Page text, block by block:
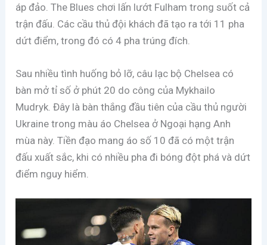
áp đảo. The Blues chơi lấn lướt Fulham trong suốt cả
trận đấu. Các cầu thủ đội khách đã tạo ra tới 11 pha
dứt điểm, trong đó có 4 pha trúng đích.
Sau nhiều tình huống bỏ lỡ, câu lạc bộ Chelsea có
bàn mở tỉ số ở phút 20 do công của Mykhailo
Mudryk. Đây là bàn thắng đầu tiên của cầu thủ người
Ukraine trong màu áo Chelsea ở Ngoại hạng Anh
mùa này. Tiền đạo mang áo số 10 đã có một trận
đấu xuất sắc, khi có nhiều pha đi bóng đột phá và dứt
điểm nguy hiểm.